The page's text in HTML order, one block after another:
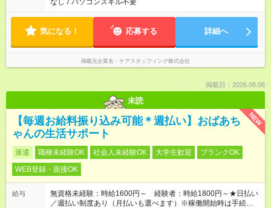
なし / パソコンスキル不要
気になる！ 応募する 詳細へ
掲載元企業名 ケアスタッフィング株式会社
掲載日：2026.08.06
未読
NEW
【毎週お給料振り込み可能＊週払い】おばあち
ゃんの生活サポート
派遣 職種未経験OK 社会人未経験OK 大学生歓迎
ブランクOK
WEB登録・面接OK
給与
無資格未経験：時給1600円～ 経験者：時給1800円～★日払い
／週払い制度あり（月払いも選べます）※稼働開始時は手続き完